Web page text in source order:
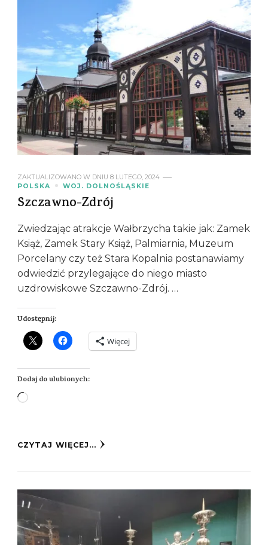
ZAKTUALIZOWANO W DNIU 8 LUTEGO, 2024
POLSKA
WOJ. DOLNOŚLĄSKIE
Szczawno-Zdrój
Zwiedzając atrakcje Wałbrzycha takie jak: Zamek
Książ, Zamek Stary Książ, Palmiarnia, Muzeum
Porcelany czy też Stara Kopalnia postanawiamy
odwiedzić przylegające do niego miasto
uzdrowiskowe Szczawno-Zdrój. …
Udostępnij:
Więcej
Dodaj do ulubionych:
Wczytywanie…
CZYTAJ WIĘCEJ...